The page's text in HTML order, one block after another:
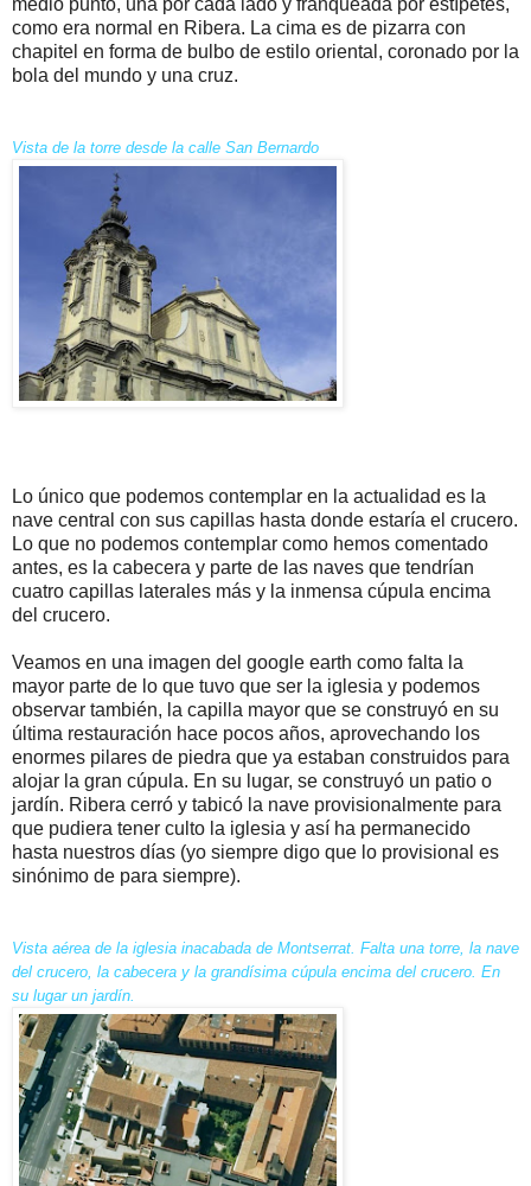
como era normal en Ribera. La cima es de pizarra con
chapitel en forma de bulbo de estilo oriental, coronado por la
bola del mundo y una cruz.
Vista de la torre desde la calle San Bernardo
Lo único que podemos contemplar en la actualidad es la
nave central con sus capillas hasta donde estaría el crucero.
Lo que no podemos contemplar como hemos comentado
antes, es la cabecera y parte de las naves que tendrían
cuatro capillas laterales más y la inmensa cúpula encima
del crucero.
Veamos en una imagen del google earth como falta la
mayor parte de lo que tuvo que ser la iglesia y podemos
observar también, la capilla mayor que se construyó en su
última restauración hace pocos años, aprovechando los
enormes pilares de piedra que ya estaban construidos para
alojar la gran cúpula. En su lugar, se construyó un patio o
jardín. Ribera cerró y tabicó la nave provisionalmente para
que pudiera tener culto la iglesia y así ha permanecido
hasta nuestros días (yo siempre digo que lo provisional es
sinónimo de para siempre).
Vista aérea de la iglesia inacabada de Montserrat. Falta una torre, la nave
del crucero, la cabecera y la grandísima cúpula encima del crucero. En
su lugar un jardín.